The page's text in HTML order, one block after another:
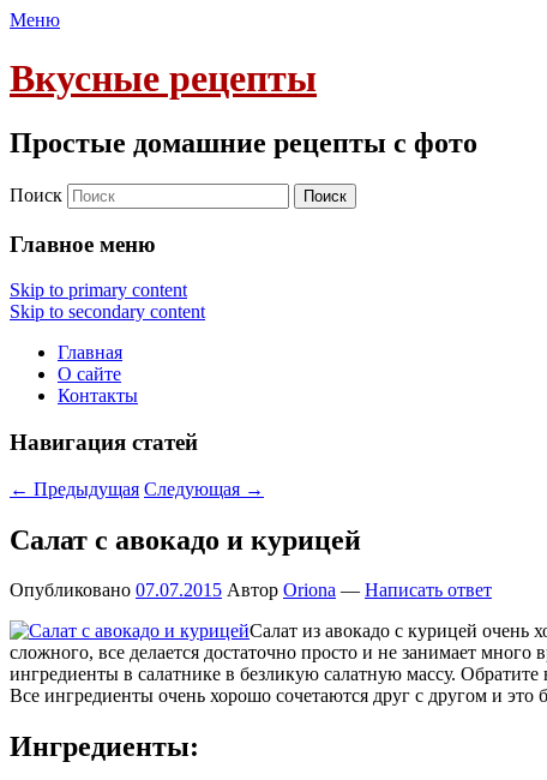
Меню
Вкусные рецепты
Простые домашние рецепты с фото
Поиск
Главное меню
Skip to primary content
Skip to secondary content
Главная
О сайте
Контакты
Навигация статей
← Предыдущая Следующая →
Салат с авокадо и курицей
Опубликовано 07.07.2015 Автор Oriona — Написать ответ
Салат из авокадо с курицей очень
сложного, все делается достаточно просто и не занимает
ингредиенты в салатнике в безликую салатную массу.
Все ингредиенты очень хорошо сочетаются друг с другом и это
Ингредиенты: